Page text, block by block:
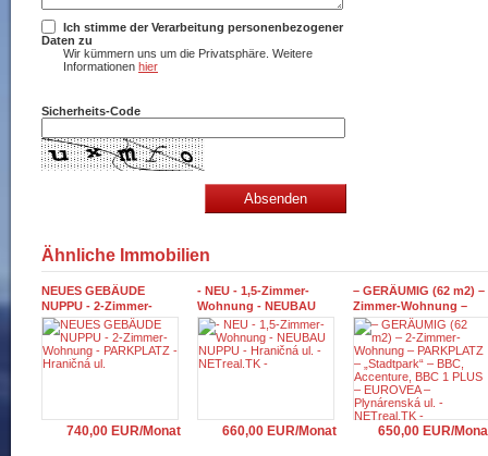
Ich stimme der Verarbeitung personenbezogener
Daten zu
Wir kümmern uns um die Privatsphäre. Weitere
Informationen hier
Sicherheits-Code
Ähnliche Immobilien
NEUES GEBÄUDE
NUPPU - 2-Zimmer-
Wohnung - PARKPLATZ -
Hraničná ul.
740,00 EUR/Monat
- NEU - 1,5-Zimmer-
Wohnung - NEUBAU
NUPPU - Hraničná ul. -
NETreal.TK -
660,00 EUR/Monat
– GERÄUMIG (62 m2) –
Zimmer-Wohnung –
PARKPLATZ –
„Stadtpark“ – BBC,
Accenture, BBC 1
EUROVEA –
ul. - NETreal.TK -
650,00 EUR/